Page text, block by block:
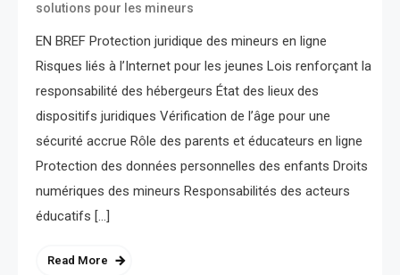
solutions pour les mineurs
EN BREF Protection juridique des mineurs en ligne
Risques liés à l’Internet pour les jeunes Lois renforçant la
responsabilité des hébergeurs État des lieux des
dispositifs juridiques Vérification de l’âge pour une
sécurité accrue Rôle des parents et éducateurs en ligne
Protection des données personnelles des enfants Droits
numériques des mineurs Responsabilités des acteurs
éducatifs […]
Read More